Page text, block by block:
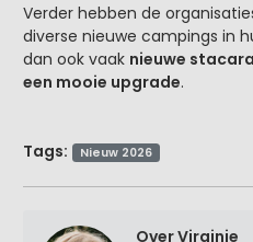
Verder hebben de
diverse nieuwe campings in
dan ook vaak nieuwe
een mooie upgrade.
Tags: Nieuw 2026
Over Virginie